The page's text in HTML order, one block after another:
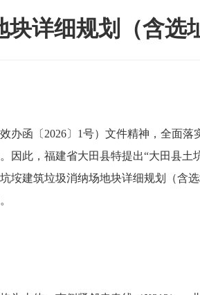
详细规划（含选
函〔2026〕1号）文件精神，全面落
此，福建省大田县特提出“大田县土
垵建筑垃圾消纳场地块详细规划（含